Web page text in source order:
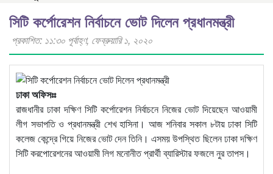
সিটি কর্পোরেশন নির্বাচনে ভোট দিলেন প্রধানমন্ত্রী
প্রকাশিত: ১১:৩০ পূর্বাহ্ণ, ফেব্রুয়ারি ১, ২০২০
ঢাকা অফিসঃঃ
রাজধানীর ঢাকা দক্ষিণ সিটি কর্পোরেশন নির্বাচনে নিজের ভোট দিয়েছেন আওয়ামী
লীগ সভাপতি ও প্রধানমন্ত্রী শেখ হাসিনা। আজ শনিবার সকাল ৮টায় ঢাকা সিটি
কলেজ কেন্দ্রে গিয়ে নিজের ভোট দেন তিনি। এসময় উপস্থিত ছিলেন ঢাকা দক্ষিণ
সিটি করপোরেশনের আওয়ামী লিগ মনোনীত প্রার্থী ব্যারিস্টার ফজলে নুর তাপস।